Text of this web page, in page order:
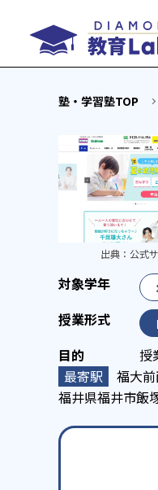
塾・学習塾TOP
出典： 公式
授
福大
福井県福井市飯